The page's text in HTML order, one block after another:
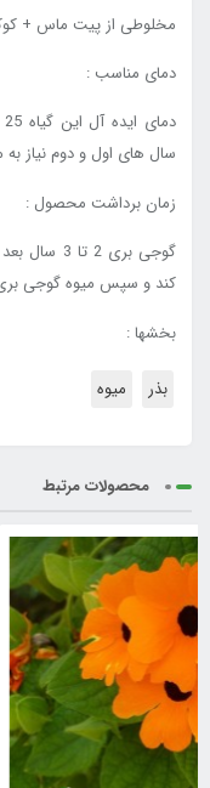
مخلوطی از پیت ماس +
دمای مناسب :
سال های اول و دوم نیاز به
زمان برداشت محصول :
گوجی بری
کند و سپس میوه گوجی
بخشها :
بذر میوه
محصولات مرتبط
%7